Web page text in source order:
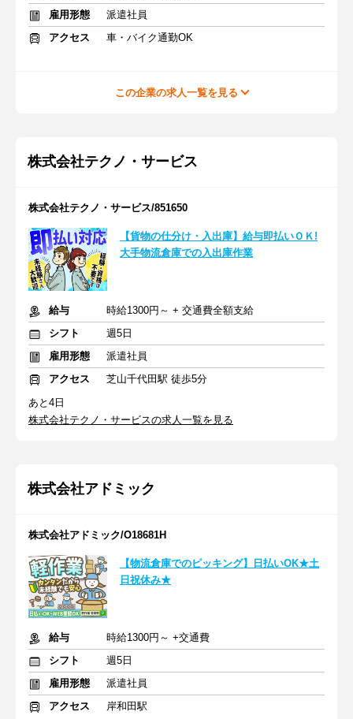
雇用形態
派遣社員
アクセス
車・バイク通勤OK
この企業の求人一覧を見る
株式会社テクノ・サービス
株式会社テクノ・サービス/851650
【貨物の仕分け・入出庫】給与即払いＯＫ!
大手物流倉庫での入出庫作業
給与
時給1300円～ + 交通費全額支給
シフト
週5日
雇用形態
派遣社員
アクセス
芝山千代田駅 徒歩5分
あと4日
株式会社テクノ・サービスの求人一覧を見る
株式会社アドミック
株式会社アドミック/O18681H
【物流倉庫でのピッキング】日払いOK★土
日祝休み★
給与
時給1300円～ +交通費
シフト
週5日
雇用形態
派遣社員
アクセス
岸和田駅